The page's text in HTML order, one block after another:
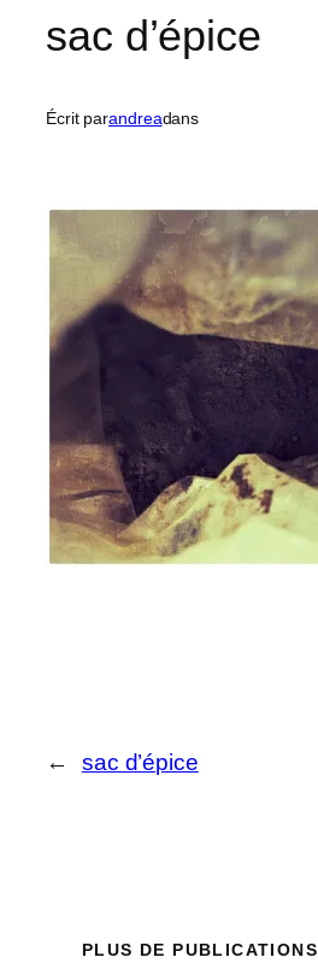
sac d’épice
Écrit parandreadans
← sac d’épice
PLUS DE PUBLICATIONS